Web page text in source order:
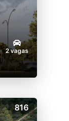
2 vagas
816